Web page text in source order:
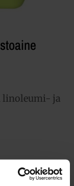
linoleumi- ja